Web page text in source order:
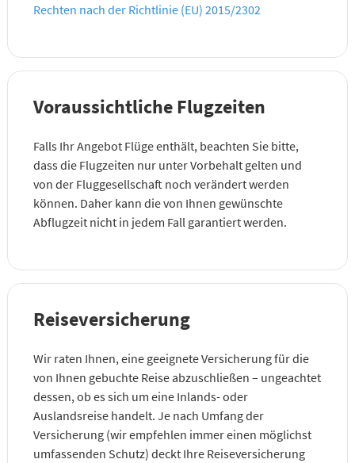
Rechten nach der Richtlinie (EU) 2015/2302
Voraussichtliche Flugzeiten
Falls Ihr Angebot Flüge enthält, beachten Sie bitte,
dass die Flugzeiten nur unter Vorbehalt gelten und
von der Fluggesellschaft noch verändert werden
können. Daher kann die von Ihnen gewünschte
Abflugzeit nicht in jedem Fall garantiert werden.
Reiseversicherung
Wir raten Ihnen, eine geeignete Versicherung für die
von Ihnen gebuchte Reise abzuschließen – ungeachtet
dessen, ob es sich um eine Inlands- oder
Auslandsreise handelt. Je nach Umfang der
Versicherung (wir empfehlen immer einen möglichst
umfassenden Schutz) deckt Ihre Reiseversicherung